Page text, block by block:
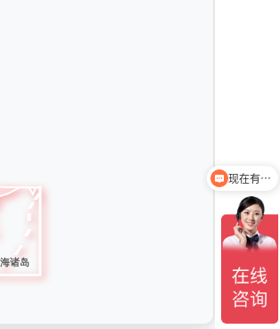
联系方式